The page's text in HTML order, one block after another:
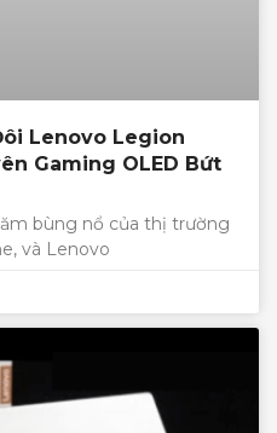
Lenovo Legion
Gaming OLED Bứt
bùng nổ của thị trường
và Lenovo